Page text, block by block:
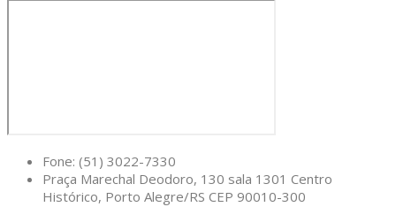
Fone: (51) 3022-7330
Praça Marechal Deodoro, 130 sala 1301 Centro
Histórico, Porto Alegre/RS CEP 90010-300